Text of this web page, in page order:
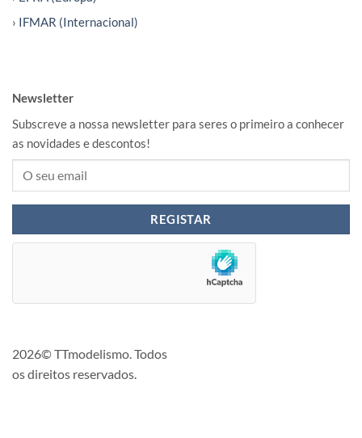
› IFMAR (Internacional)
Newsletter
Subscreve a nossa newsletter para seres o primeiro a conhecer
as novidades e descontos!
2026© TTmodelismo. Todos
os direitos reservados.